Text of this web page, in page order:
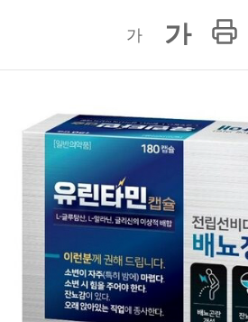
가 가